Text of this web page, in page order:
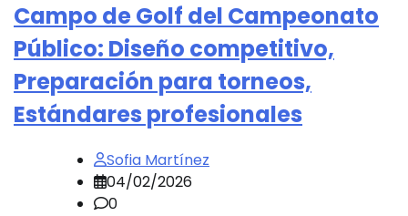
Campo de Golf del Campeonato
Público: Diseño competitivo,
Preparación para torneos,
Estándares profesionales
Sofia Martínez
04/02/2026
0